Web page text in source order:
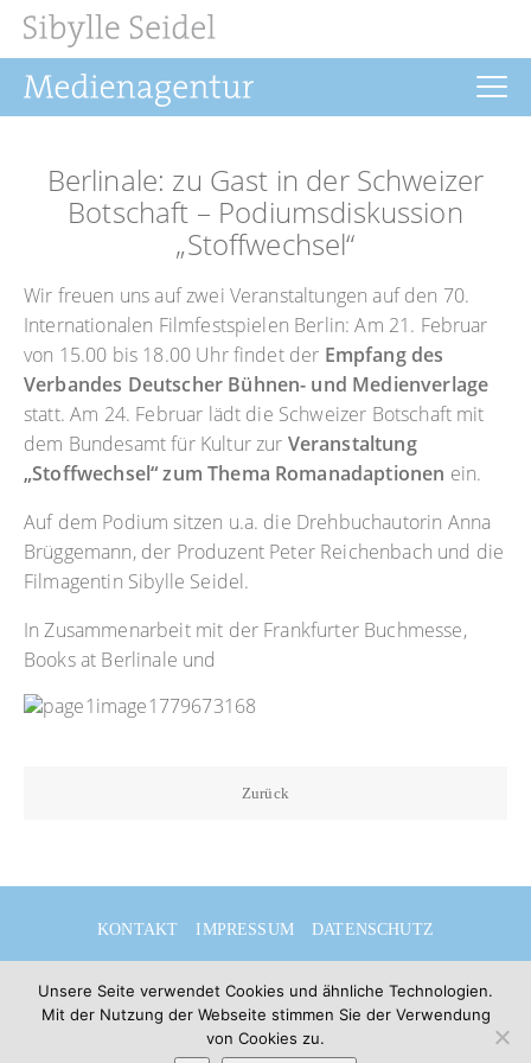
Aktuelles
Drehbuch
Regie
Filmrechte
Buchprojekte
Über uns
Berlinale: zu Gast in der Schweizer
Botschaft – Podiumsdiskussion
„Stoffwechsel“
Wir freuen uns auf zwei Veranstaltungen auf den 70.
Internationalen Filmfestspielen Berlin: Am 21. Februar
von 15.00 bis 18.00 Uhr findet der Empfang des
Verbandes Deutscher Bühnen- und Medienverlage
statt. Am 24. Februar lädt die Schweizer Botschaft mit
dem Bundesamt für Kultur zur Veranstaltung
„Stoffwechsel“ zum Thema Romanadaptionen ein.
Auf dem Podium sitzen u.a. die Drehbuchautorin Anna
Brüggemann, der Produzent Peter Reichenbach und die
Filmagentin Sibylle Seidel.
In Zusammenarbeit mit der Frankfurter Buchmesse,
Books at Berlinale und
Zurück
KONTAKT IMPRESSUM DATENSCHUTZ
DEUTSCH ENGLISH
Unsere Seite verwendet Cookies und ähnliche Technologien.
Mit der Nutzung der Webseite stimmen Sie der Verwendung
von Cookies zu.